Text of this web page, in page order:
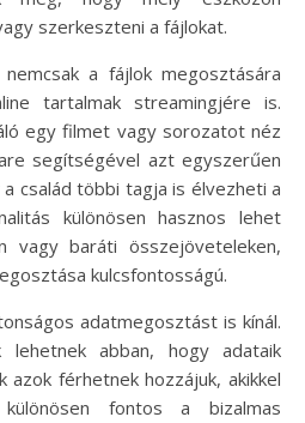
szerkeszteni a fájlokat.
a fájlok megosztására
tartalmak streamingjére is.
egy filmet vagy sorozatot néz
segítségével azt egyszerűen
család többi tagja is élvezheti a
különösen hasznos lehet
vagy baráti összejöveteleken,
kulcsfontosságú.
adatmegosztást is kínál.
lehetnek abban, hogy adataik
azok férhetnek hozzájuk, akikkel
fontos a bizalmas